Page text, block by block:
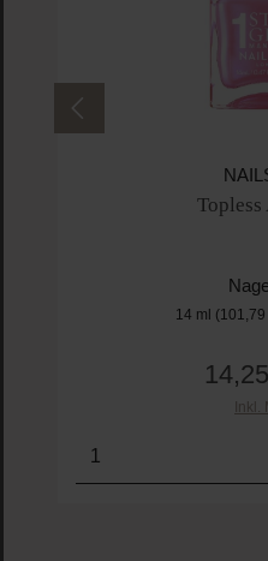
14 ml
Inkl.
Produkt Anzahl: